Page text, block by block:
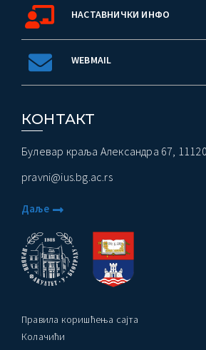
НАСТАВНИЧКИ ИНФО
WEBMAIL
КОНТАКТ
Булевар краља Александра 67,
pravni@ius.bg.ac.rs
Даље
Правила коришћења сајта
Колачићи